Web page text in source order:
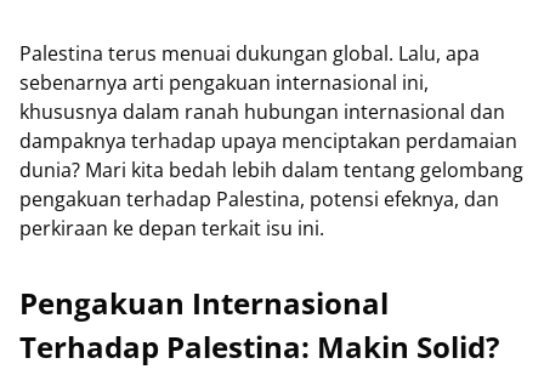
Palestina terus menuai dukungan global. Lalu, apa
sebenarnya arti pengakuan internasional ini,
khususnya dalam ranah hubungan internasional dan
dampaknya terhadap upaya menciptakan perdamaian
dunia? Mari kita bedah lebih dalam tentang gelombang
pengakuan terhadap Palestina, potensi efeknya, dan
perkiraan ke depan terkait isu ini.
Pengakuan Internasional
Terhadap Palestina: Makin Solid?